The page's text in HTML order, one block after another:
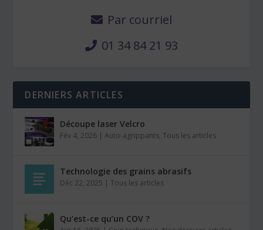
Par courriel
01 34 84 21 93
DERNIERS ARTICLES
Découpe laser Velcro
Fév 4, 2026 |Auto-agrippants,Tous les articles
Technologie des grains abrasifs
Déc 22, 2025 |Tous les articles
Qu’est-ce qu’un COV ?